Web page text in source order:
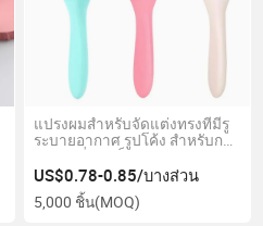
แปรงผมสำหรับจัดแต่งทรงที่มีรู
ระบายอากาศ รูปโค้ง สำหรับการ
สางผมที่รวดเร็วและนวดหนัง
ศีรษะ เหมาะสำหรับผมเปียกและ
แห้ง ผมหยิก หนา และตรง
US$0.78-0.85/บางส่วน
5,000 ชิ้น(MOQ)